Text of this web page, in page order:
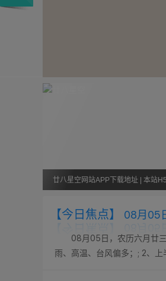
廿八星空网站APP下载地址 | 本站
【今日焦点】 08月05
08月05日，农历六月廿
雨、高温、台风偏多；; 2、